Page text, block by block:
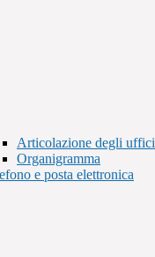
Articolazione degli uffici
Organigramma
e posta elettronica